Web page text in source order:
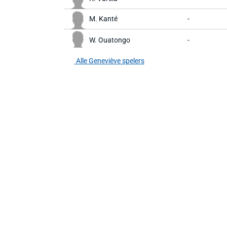
M. Kanté -
W. Ouatongo -
Alle Geneviève spelers